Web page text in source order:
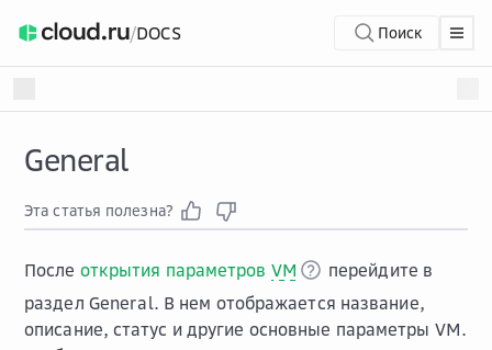
/DOCS Поиск
General
Эта статья полезна?
После открытия параметров VM
перейдите в
раздел General. В нем отображается название,
описание, статус и другие основные параметры VM.